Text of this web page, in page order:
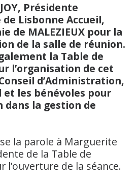
Présidente
Lisbonne Accueil,
de MALEZIEUX pour la
de la salle de réunion.
la Table de
l’organisation de cet
d’Administration,
et les bénévoles pour
la gestion de
la parole à Marguerite
de la Table de
l’ouverture de la séance.